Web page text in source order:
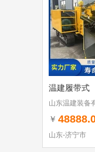
温建履带式
山东温建装备
￥
山东-济宁市